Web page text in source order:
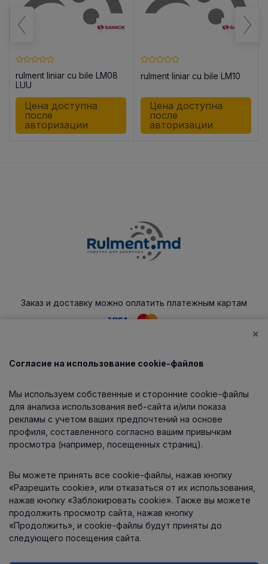
rulment liniar cu bile LM08
LUU
Цена доступна
после
авторизации
rulment liniar cu bile LM10
Цена доступна
после
авторизации
Заказ и доставку можно оплатить платежным картам
Каталог
О компании
Информация
Контакты
×
Согласие на использование cookie-файлов
Мы используем собственные и сторонние cookie-файлы
для анализа использования веб-сайта и/или показа
рекламы с учетом ваших предпочтений на основе
профиля, составленного согласно вашим привычкам
просмотра (например, посещенных страниц).
Вы можете принять все cookie-файлы, нажав кнопку
«Разрешить cookie», или отказаться от их использования,
нажав кнопку «Заблокировать cookie». Также вы можете
продолжить просмотр сайта, нажав кнопку
«Продолжить», и cookie-файлы будут приняты до
следующего посещения сайта.